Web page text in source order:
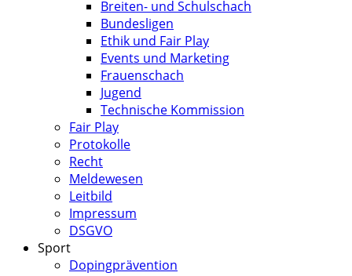
Breiten- und Schulschach
Bundesligen
Ethik und Fair Play
Events und Marketing
Frauenschach
Jugend
Technische Kommission
Fair Play
Protokolle
Recht
Meldewesen
Leitbild
Impressum
DSGVO
Sport
Dopingprävention